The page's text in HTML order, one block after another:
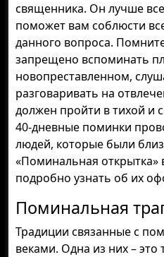
священника. Он лучше
поможет вам соблюсти
данного вопроса.
запрещено вспоминать
новопреставленном,
разговаривать на
должен пройти в тихой и
40-дневные поминки
людей, которые были
«Поминальная
подробно узнать об их
Поминальная
Традиции связанные с
веками. Одна из них – это